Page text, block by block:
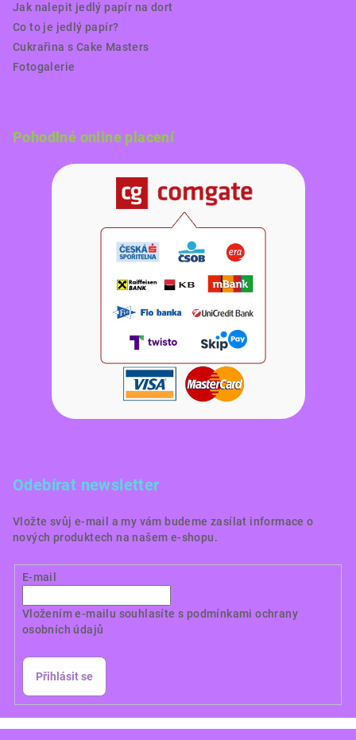
Jak nalepit jedlý papír na dort
Co to je jedlý papír?
Cukrařina s Cake Masters
Fotogalerie
Pohodlné online placení
Odebírat newsletter
Vložte svůj e-mail a my vám budeme zasílat informace o
nových produktech na našem e-shopu.
E-mail
Vložením e-mailu souhlasíte s podmínkami ochrany
osobních údajů
Přihlásit se